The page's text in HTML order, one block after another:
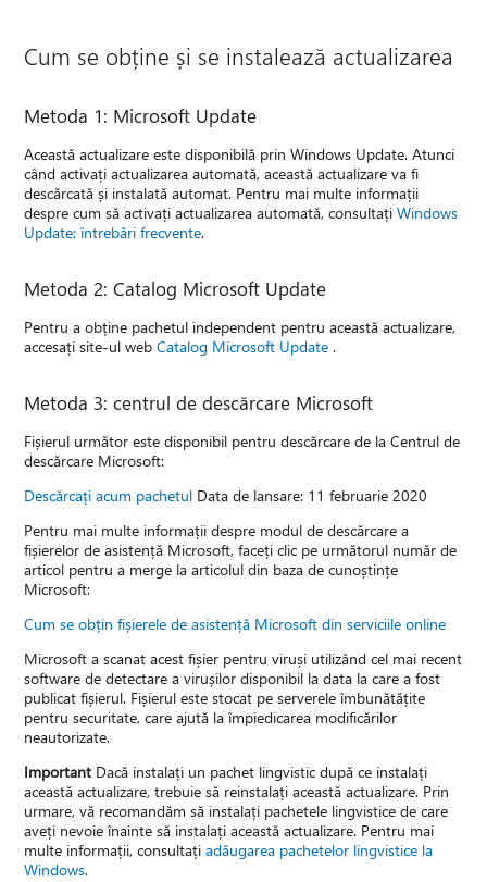
Cum se obține și se instalează actualizarea
Metoda 1: Microsoft Update
Această actualizare este disponibilă prin Windows Update. Atunci
când activați actualizarea automată, această actualizare va fi
descărcată și instalată automat. Pentru mai multe informații
despre cum să activați actualizarea automată, consultațiWindows
Update: întrebări frecvente.
Metoda 2: Catalog Microsoft Update
Pentru a obține pachetul independent pentru această actualizare,
accesați site-ul webCatalog Microsoft Update .
Metoda 3: centrul de descărcare Microsoft
Fișierul următor este disponibil pentru descărcare de la Centrul de
descărcare Microsoft:
Descărcați acum pachetul Data de lansare: 11 februarie 2020
Pentru mai multe informații despre modul de descărcare a
fișierelor de asistență Microsoft, faceți clic pe următorul număr de
articol pentru a merge la articolul din baza de cunoștințe
Microsoft:
Cum se obțin fișierele de asistență Microsoft din serviciile online
Microsoft a scanat acest fișier pentru viruși utilizând cel mai recent
software de detectare a virușilor disponibil la data la care a fost
publicat fișierul. Fișierul este stocat pe serverele îmbunătățite
pentru securitate, care ajută la împiedicarea modificărilor
neautorizate.
Important Dacă instalați un pachet lingvistic după ce instalați
această actualizare, trebuie să reinstalați această actualizare. Prin
urmare, vă recomandăm să instalați pachetele lingvistice de care
aveți nevoie înainte să instalați această actualizare. Pentru mai
multe informații, consultațiadăugarea pachetelor lingvistice la
Windows.